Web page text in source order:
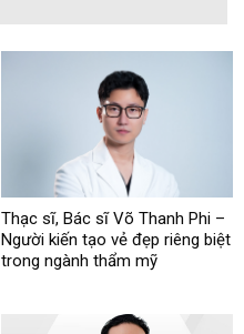
Thạc sĩ, Bác sĩ Võ Thanh Phi –
Người kiến tạo vẻ đẹp riêng biệt
trong ngành thẩm mỹ